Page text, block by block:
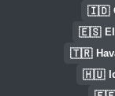
🇮🇩
🇪🇸
🇹🇷
🇭🇺